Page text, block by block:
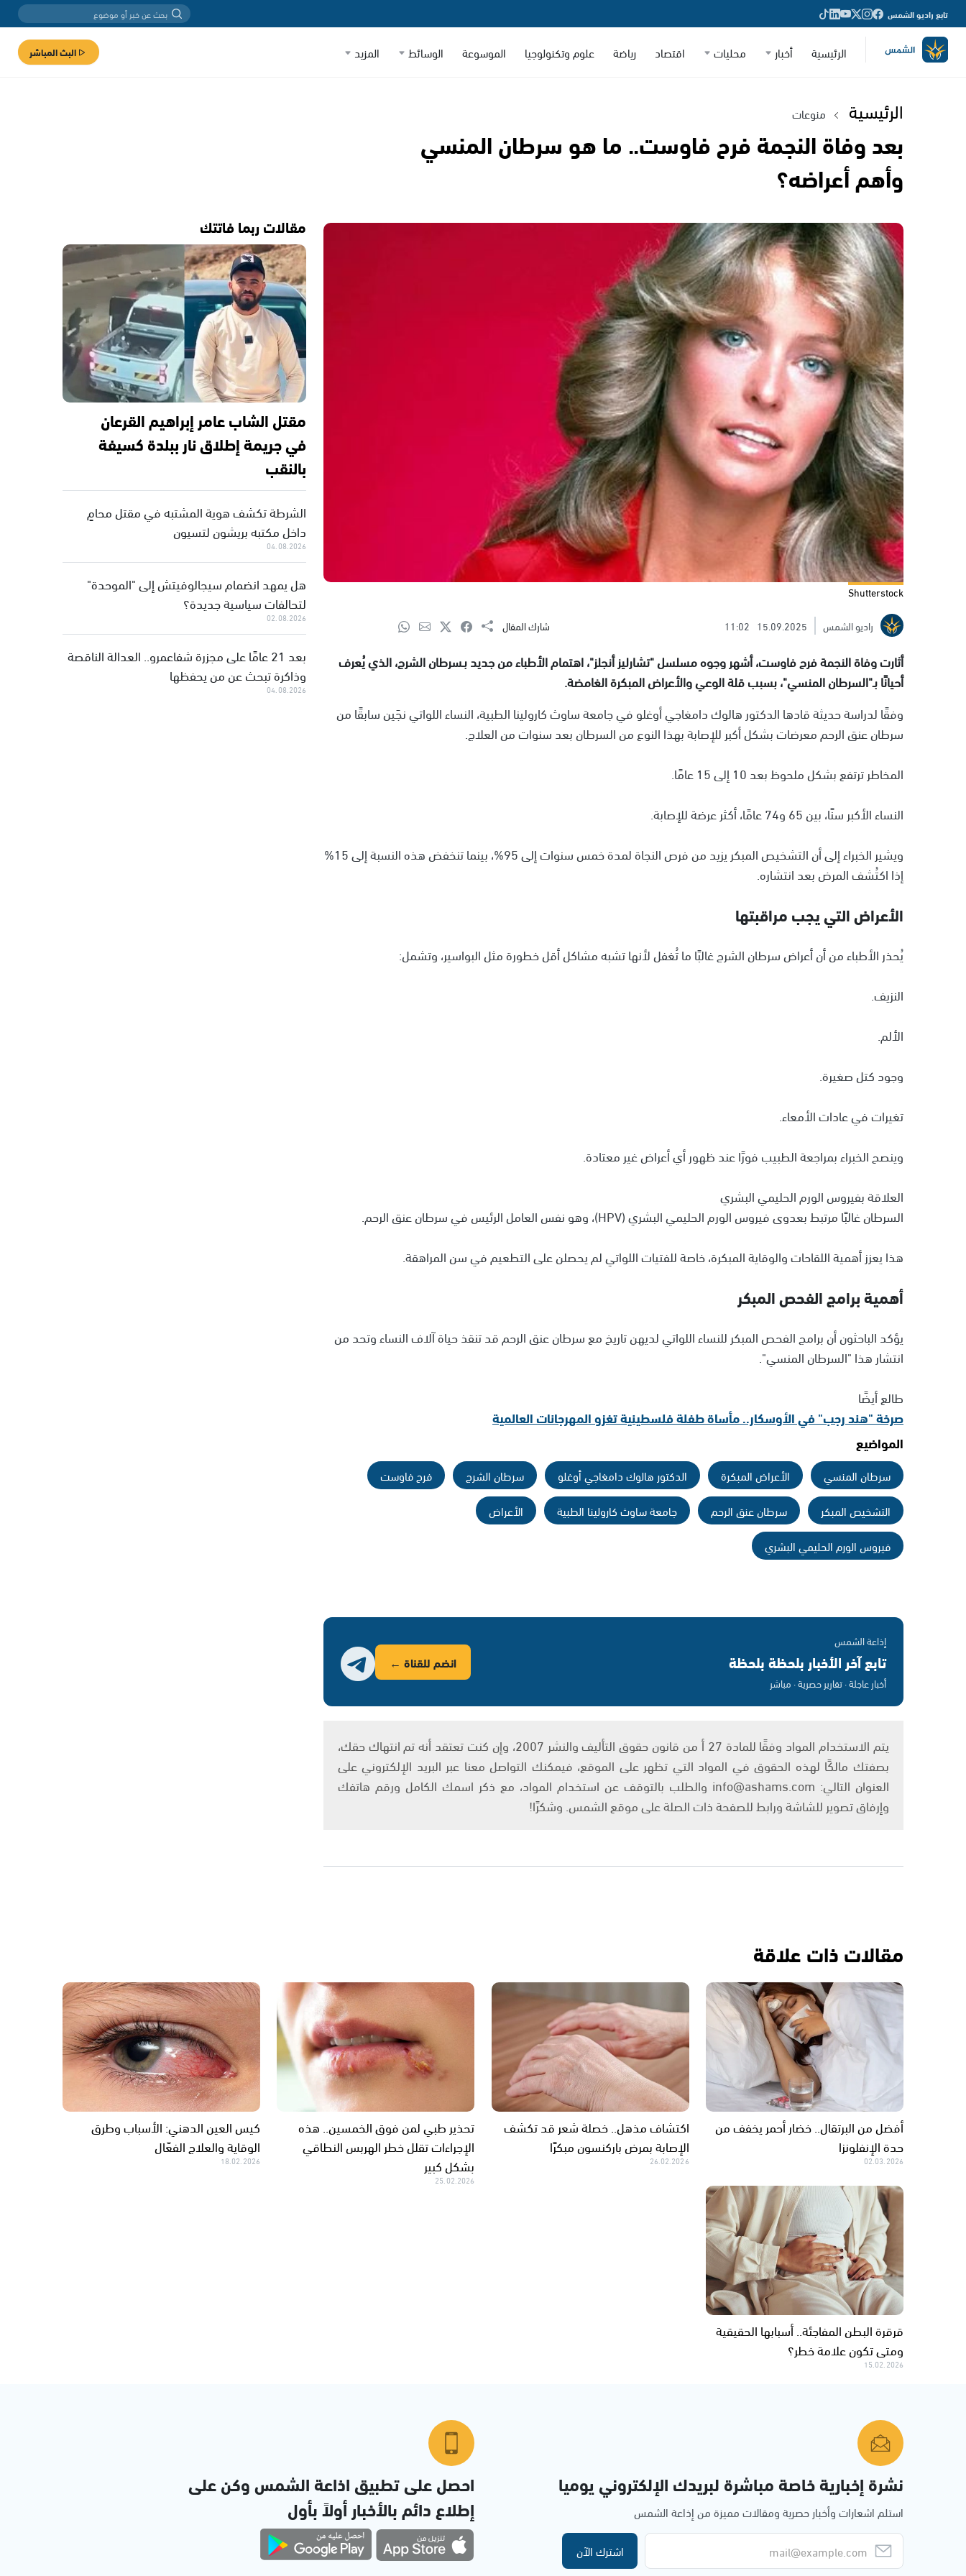
تابع راديو الشمس
الرئيسية أخبار محليات اقتصاد رياضة علوم وتكنولوجيا الموسوعة الوسائط المزيد البث المباشر
الرئيسية منوعات
بعد وفاة النجمة فرح فاوست.. ما هو سرطان المنسي
وأهم أعراضه؟
Shutterstock
راديو الشمس
15.09.2025
11:02 شارك المقال
أثارت وفاة النجمة فرح فاوست، أشهر وجوه مسلسل "تشارليز أنجلز"، اهتمام الأطباء من جديد بـسرطان الشرج، الذي يُعرف
أحيانًا بـ"السرطان المنسي"، بسبب قلة الوعي والأعراض المبكرة الغامضة.
وفقًا لدراسة حديثة قادها الدكتور هالوك دامغاجي أوغلو في جامعة ساوث كارولينا الطبية، النساء اللواتي نجَين سابقًا من
سرطان عنق الرحم معرضات بشكل أكبر للإصابة بهذا النوع من السرطان بعد سنوات من العلاج.
المخاطر ترتفع بشكل ملحوظ بعد 10 إلى 15 عامًا.
النساء الأكبر سنًا، بين 65 و74 عامًا، أكثر عرضة للإصابة.
ويشير الخبراء إلى أن التشخيص المبكر يزيد من فرص النجاة لمدة خمس سنوات إلى 95%، بينما تنخفض هذه النسبة إلى 15%
إذا اكتُشف المرض بعد انتشاره.
الأعراض التي يجب مراقبتها
يُحذر الأطباء من أن أعراض سرطان الشرج غالبًا ما تُغفل لأنها تشبه مشاكل أقل خطورة مثل البواسير، وتشمل:
النزيف.
الألم.
وجود كتل صغيرة.
تغيرات في عادات الأمعاء.
وينصح الخبراء بمراجعة الطبيب فورًا عند ظهور أي أعراض غير معتادة.
العلاقة بفيروس الورم الحليمي البشري
السرطان غالبًا مرتبط بعدوى فيروس الورم الحليمي البشري (HPV)، وهو نفس العامل الرئيس في سرطان عنق الرحم.
هذا يعزز أهمية اللقاحات والوقاية المبكرة، خاصة للفتيات اللواتي لم يحصلن على التطعيم في سن المراهقة.
أهمية برامج الفحص المبكر
يؤكد الباحثون أن برامج الفحص المبكر للنساء اللواتي لديهن تاريخ مع سرطان عنق الرحم قد تنقذ حياة آلاف النساء وتحد من
انتشار هذا "السرطان المنسي".
طالع أيضًا
صرخة "هند رجب" في الأوسكار.. مأساة طفلة فلسطينية تغزو المهرجانات العالمية
المواضيع
سرطان المنسي الأعراض المبكرة الدكتور هالوك دامغاجي أوغلو سرطان الشرج
فرح فاوست
التشخيص المبكر
سرطان عنق الرحم جامعة ساوث كارولينا الطبية
الأعراض
فيروس الورم الحليمي البشري
إذاعة الشمس
تابع آخر الأخبار بلحظة بلحظة
أخبار عاجلة · تقارير حصرية · مباشر
انضم للقناة ←
يتم الاستخدام المواد وفقًا للمادة 27 أ من قانون حقوق التأليف والنشر 2007، وإن كنت تعتقد أنه تم انتهاك حقك،
بصفتك مالكًا لهذه الحقوق في المواد التي تظهر على الموقع، فيمكنك التواصل معنا عبر البريد الإلكتروني على
العنوان التالي: info@ashams.com والطلب بالتوقف عن استخدام المواد، مع ذكر اسمك الكامل ورقم هاتفك
وإرفاق تصوير للشاشة ورابط للصفحة ذات الصلة على موقع الشمس. وشكرًا!
مقالات ربما فاتتك
مقتل الشاب عامر إبراهيم القرعان
في جريمة إطلاق نار ببلدة كسيفة
بالنقب
الشرطة تكشف هوية المشتبه في مقتل محامٍ
داخل مكتبه بريشون لتسيون
04.08.2026
هل يمهد انضمام سيجالوفيتش إلى "الموحدة"
لتحالفات سياسية جديدة؟
02.08.2026
بعد 21 عامًا على مجزرة شفاعمرو.. العدالة الناقصة
وذاكرة تبحث عن من يحفظها
04.08.2026
مقالات ذات علاقة
أفضل من البرتقال.. خضار أحمر يخفف من
حدة الإنفلونزا
02.03.2026
اكتشاف مذهل.. خصلة شعر قد تكشف
الإصابة بمرض باركنسون مبكرًا
26.02.2026
تحذير طبي لمن فوق الخمسين.. هذه
الإجراءات تقلل خطر الهربس النطاقي
بشكل كبير
25.02.2026
كيس العين الدهني: الأسباب وطرق
الوقاية والعلاج الفعّال
18.02.2026
قرقرة البطن المفاجئة.. أسبابها الحقيقية
ومتى تكون علامة خطر؟
15.02.2026
نشرة إخبارية خاصة مباشرة لبريدك الإلكتروني يوميا
استلم اشعارات وأخبار حصرية ومقالات مميزة من إذاعة الشمس
اشترك الآن
احصل على تطبيق اذاعة الشمس وكن على
إطلاع دائم بالأخبار أولاً بأول